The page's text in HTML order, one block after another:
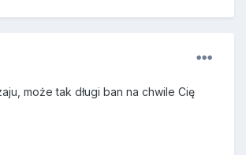
może tak długi ban na chwile Cię